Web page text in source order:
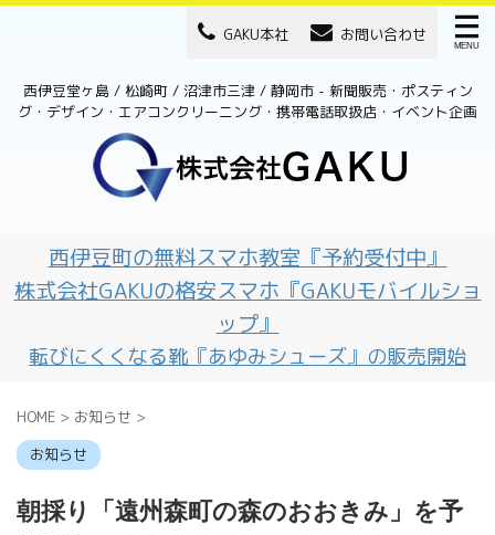
GAKU本社 お問い合わせ
西伊豆堂ヶ島 / 松崎町 / 沼津市三津 / 静岡市 - 新聞販売・ポスティン
グ・デザイン・エアコンクリーニング・携帯電話取扱店・イベント企画
西伊豆町の無料スマホ教室『予約受付中』
株式会社GAKUの格安スマホ『GAKUモバイルショ
ップ』
転びにくくなる靴『あゆみシューズ』の販売開始
HOME > お知らせ >
お知らせ
朝採り「遠州森町の森のおおきみ」を予